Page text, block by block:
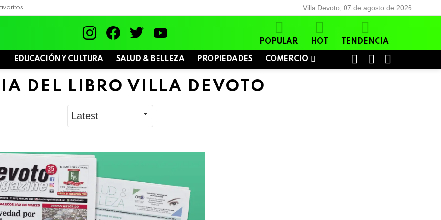
Villa Devoto, 07 de agosto de 2026
POPULAR HOT TENDENCIA
EDUCACIÓN Y CULTURA SALUD & BELLEZA PROPIEDADES COMERCIO
SWITCH
DEL LIBRO VILLA DEVOTO